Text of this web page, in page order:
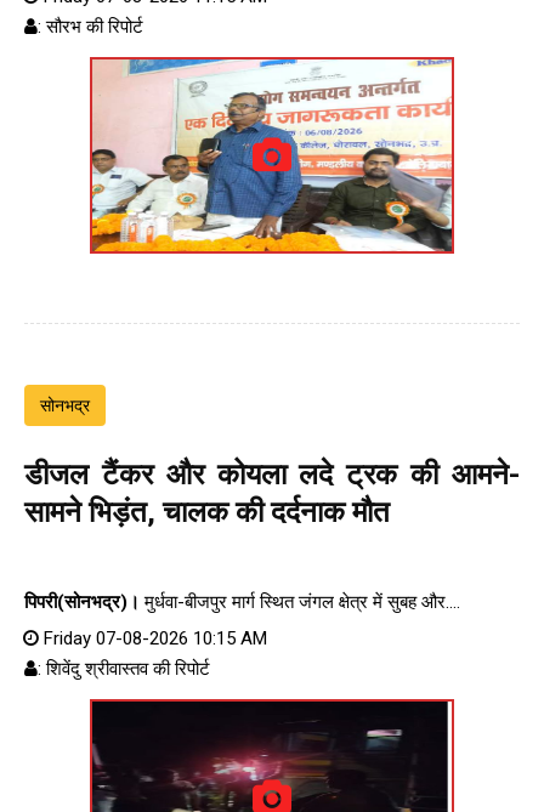
: सौरभ की रिपोर्ट
सोनभद्र
डीजल टैंकर और कोयला लदे ट्रक की आमने-
सामने भिड़ंत, चालक की दर्दनाक मौत
पिपरी(सोनभद्र)। मुर्धवा-बीजपुर मार्ग स्थित जंगल क्षेत्र में सुबह और....
Friday 07-08-2026 10:15 AM
: शिवेंदु श्रीवास्तव की रिपोर्ट